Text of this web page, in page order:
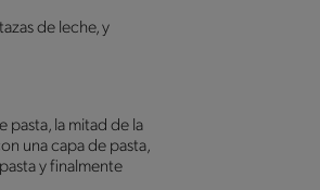
de leche, y
pasta, la mitad de la
una capa de pasta,
y finalmente